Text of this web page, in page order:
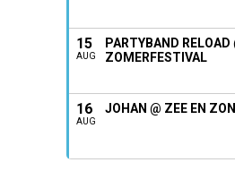
15
AUG
PARTYBAND RELOAD
ZOMERFESTIVAL
16
AUG
JOHAN @ ZEE EN ZON